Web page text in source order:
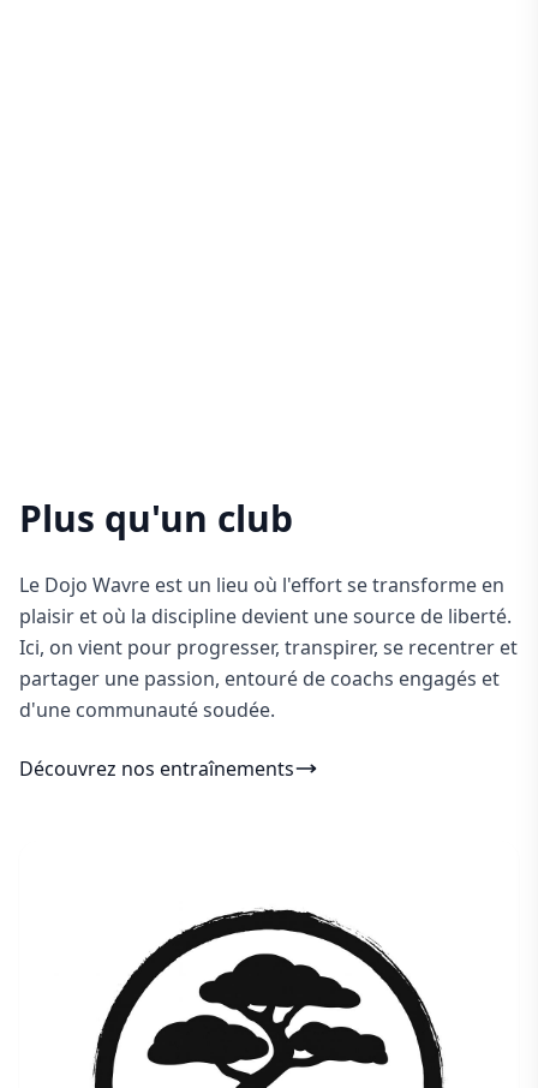
Plus qu'un club
Le Dojo Wavre est un lieu où l'effort se transforme en
plaisir et où la discipline devient une source de liberté.
Ici, on vient pour progresser, transpirer, se recentrer et
partager une passion, entouré de coachs engagés et
d'une communauté soudée.
Découvrez nos entraînements